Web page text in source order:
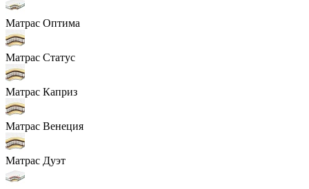
Матрас Оптима
Матрас Статус
Матрас Каприз
Матрас Венеция
Матрас Дуэт